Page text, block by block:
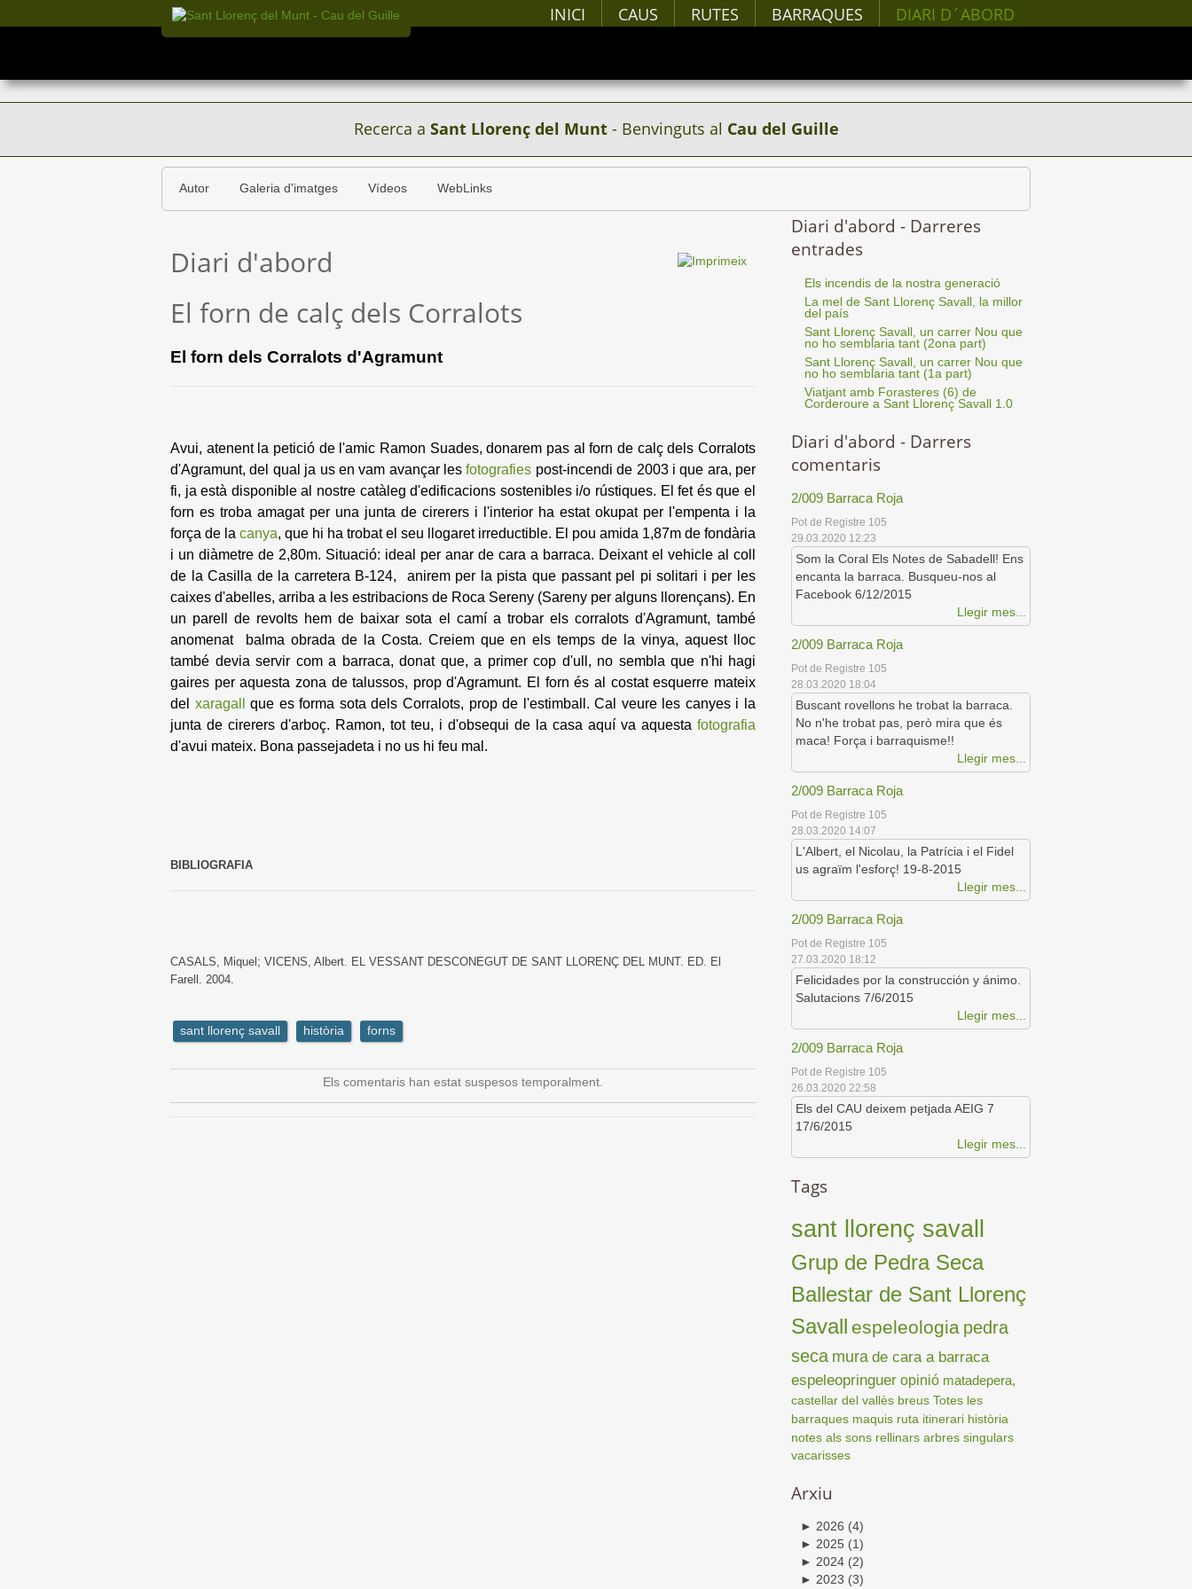
INICI CAUS RUTES BARRAQUES DIARI D´ABORD
Recerca a Sant Llorenç del Munt- Benvinguts al Cau del Guille
Autor Galeria d'imatges Vídeos WebLinks
Diari d'abord - Darreres
entrades
Els incendis de la nostra generació
La mel de Sant Llorenç Savall, la millor
del país
Sant Llorenç Savall, un carrer Nou que
no ho semblaria tant (2ona part)
Sant Llorenç Savall, un carrer Nou que
no ho semblaria tant (1a part)
Viatjant amb Forasteres (6) de
Corderoure a Sant Llorenç Savall 1.0
Diari d'abord - Darrers
comentaris
2/009 Barraca Roja
Pot de Registre 105
29.03.2020 12:23
Som la Coral Els Notes de Sabadell! Ens
encanta la barraca. Busqueu-nos al
Facebook 6/12/2015
Llegir mes...
2/009 Barraca Roja
Pot de Registre 105
28.03.2020 18:04
Buscant rovellons he trobat la barraca.
No n'he trobat pas, però mira que és
maca! Força i barraquisme!!
Llegir mes...
2/009 Barraca Roja
Pot de Registre 105
28.03.2020 14:07
L'Albert, el Nicolau, la Patrícia i el Fidel
us agraïm l'esforç! 19-8-2015
Llegir mes...
2/009 Barraca Roja
Pot de Registre 105
27.03.2020 18:12
Felicidades por la construcción y ánimo.
Salutacions 7/6/2015
Llegir mes...
2/009 Barraca Roja
Pot de Registre 105
26.03.2020 22:58
Els del CAU deixem petjada AEIG 7
17/6/2015
Llegir mes...
Tags
sant llorenç savall
Grup de Pedra Seca
Ballestar de Sant Llorenç
Savall espeleologia pedra
seca mura de cara a barraca
espeleopringuer opinió matadepera,
castellar del vallès breus Totes les
barraques maquis ruta itinerari història
notes als sons rellinars arbres singulars
vacarisses
Arxiu
► 2026 (4)
► 2025 (1)
► 2024 (2)
► 2023 (3)
Diari d'abord
El forn de calç dels Corralots
El forn dels Corralots d'Agramunt
Avui, atenent la petició de l'amic Ramon Suades, donarem pas al forn de calç dels Corralots
d'Agramunt, del qual ja us en vam avançar lesfotografies post-incendi de 2003 i que ara, per
fi, ja està disponible al nostre catàleg d'edificacions sostenibles i/o rústiques. El fet és que el
forn es troba amagat per una junta de cirerers i l'interior ha estat okupat per l'empenta i la
força de la canya, que hi ha trobat el seu llogaret irreductible. El pou amida 1,87m de fondària
i un diàmetre de 2,80m. Situació: ideal per anar de cara a barraca. Deixant el vehicle al coll
de la Casilla de la carretera B-124, anirem per la pista que passant pel pi solitari i per les
caixes d'abelles, arriba a les estribacions de Roca Sereny (Sareny per alguns llorençans). En
un parell de revolts hem de baixar sota el camí a trobar els corralots d'Agramunt, també
anomenat balma obrada de la Costa. Creiem que en els temps de la vinya, aquest lloc
també devia servir com a barraca, donat que, a primer cop d'ull, no sembla que n'hi hagi
gaires per aquesta zona de talussos, prop d'Agramunt. El forn és al costat esquerre mateix
del xaragallque es forma sota dels Corralots, prop de l'estimball. Cal veure les canyes i la
junta de cirerers d'arboç. Ramon, tot teu, i d'obsequi de la casa aquí va aquesta fotografia
d'avui mateix. Bona passejadeta i no us hi feu mal.
BIBLIOGRAFIA
CASALS, Miquel; VICENS, Albert. EL VESSANT DESCONEGUT DE SANT LLORENÇ DEL MUNT. ED. El
Farell. 2004.
sant llorenç savall història forns
Els comentaris han estat suspesos temporalment.